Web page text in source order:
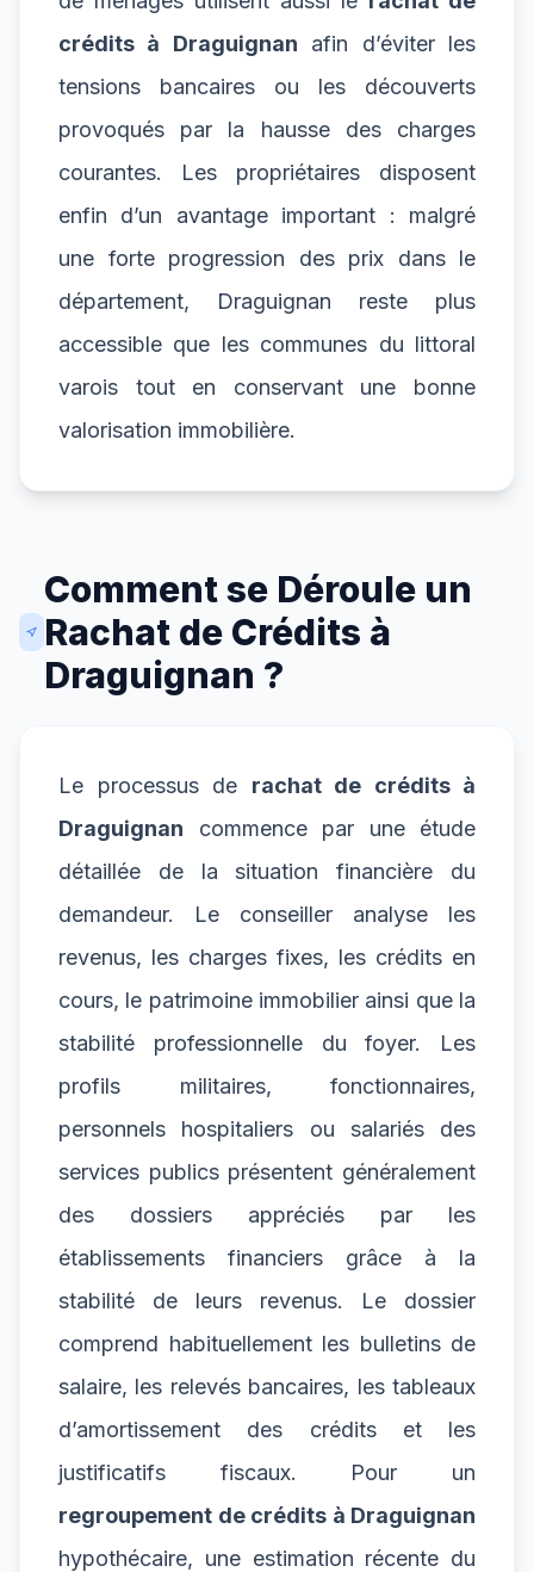
crédits à Draguignan afin d’éviter les
tensions bancaires ou les découverts
provoqués par la hausse des charges
courantes. Les propriétaires disposent
enfin d’un avantage important : malgré
une forte progression des prix dans le
département, Draguignan reste plus
accessible que les communes du littoral
varois tout en conservant une bonne
valorisation immobilière.
Comment se Déroule un
Rachat de Crédits à
Draguignan ?
Le processus de rachat de crédits à
Draguignan commence par une étude
détaillée de la situation financière du
demandeur. Le conseiller analyse les
revenus, les charges fixes, les crédits en
cours, le patrimoine immobilier ainsi que la
stabilité professionnelle du foyer. Les
profils militaires, fonctionnaires,
personnels hospitaliers ou salariés des
services publics présentent généralement
des dossiers appréciés par les
établissements financiers grâce à la
stabilité de leurs revenus. Le dossier
comprend habituellement les bulletins de
salaire, les relevés bancaires, les tableaux
d’amortissement des crédits et les
justificatifs fiscaux. Pour un
regroupement de crédits à Draguignan
hypothécaire, une estimation récente du